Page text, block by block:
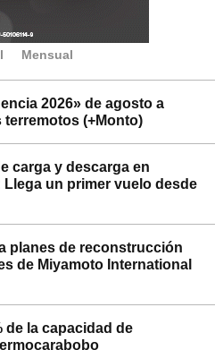
Mensual
2026» de agosto a
(+Monto)
carga y descarga en
un primer vuelo desde
planes de reconstrucción
de Miyamoto International
de la capacidad de